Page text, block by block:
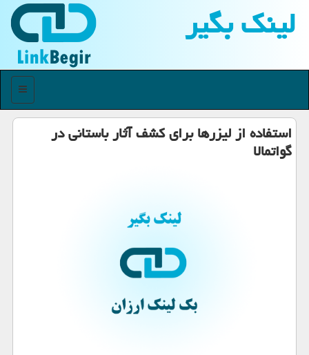
لینك بگیر
منو
استفاده از لیزرها برای كشف آثار باستانی در
گواتمالا